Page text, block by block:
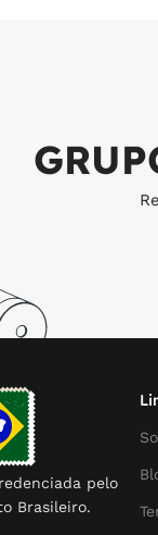
pelo
Brasileiro.